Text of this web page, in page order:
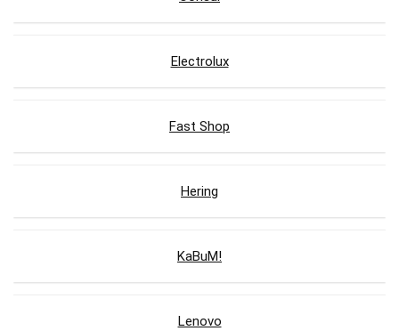
Electrolux
Fast Shop
Hering
KaBuM!
Lenovo